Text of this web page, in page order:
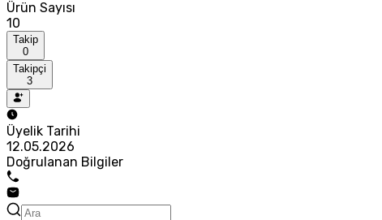
Ürün Sayısı
10
Takip
0
Takipçi
3
Üyelik Tarihi
12.05.2026
Doğrulanan Bilgiler